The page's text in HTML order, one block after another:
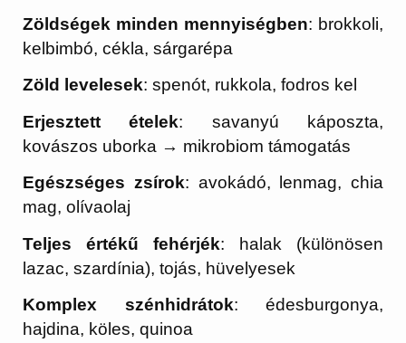
Zöldségek minden mennyiségben: brokkoli,
kelbimbó, cékla, sárgarépa
Zöld levelesek: spenót, rukkola, fodros kel
Erjesztett ételek: savanyú káposzta,
kovászos uborka → mikrobiom támogatás
Egészséges zsírok: avokádó, lenmag, chia
mag, olívaolaj
Teljes értékű fehérjék: halak (különösen
lazac, szardínia), tojás, hüvelyesek
Komplex szénhidrátok: édesburgonya,
hajdina, köles, quinoa